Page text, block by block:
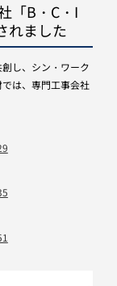
「B・C・I
れました
し、シン・ワーク
は、専門工事会社